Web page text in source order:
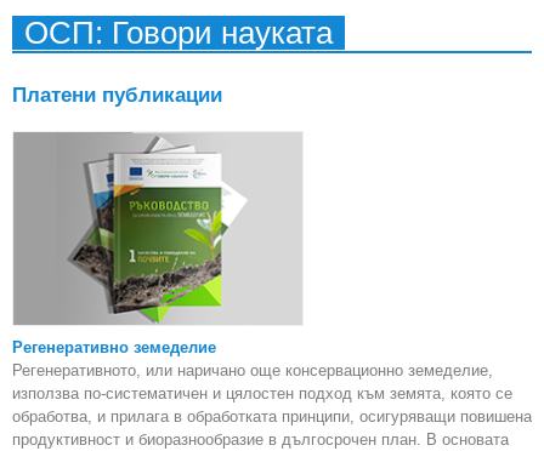
ОСП: Говори науката
Платени публикации
Регенеративно земеделие
Регенеративното, или наричано още консервационно земеделие,
използва по-систематичен и цялостен подход към земята, която се
обработва, и прилага в обработката принципи, осигуряващи повишена
продуктивност и биоразнообразие в дългосрочен план. В основата